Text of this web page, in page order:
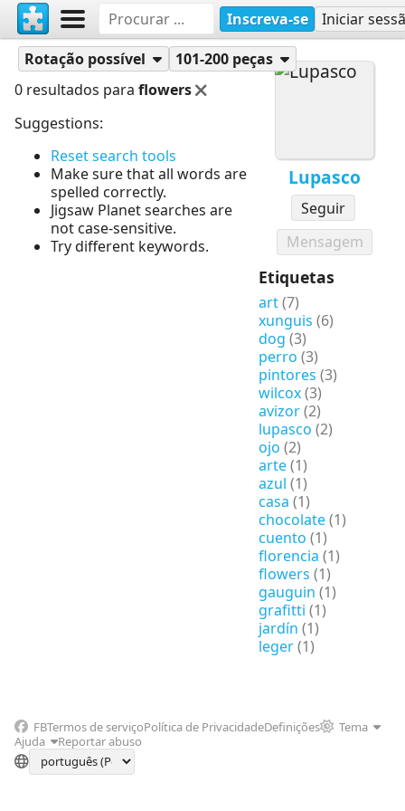
Inscreva-se Iniciar
Lupasco
Seguir
Mensagem
Etiquetas
art(7)
xunguis (6)
dog (3)
perro (3)
pintores (3)
wilcox(3)
avizor(2)
lupasco (2)
ojo (2)
arte(1)
azul (1)
casa (1)
chocolate(1)
cuento (1)
florencia (1)
flowers (1)
gauguin (1)
grafitti (1)
jardín (1)
leger(1)
Lupasco
Quebra-cabeças
Rotação possível
101-200 peças
0 resultados para flowers
Suggestions:
Reset search tools
Make sure that all words are
spelled correctly.
Jigsaw Planet searches are
not case-sensitive.
Try different keywords.
FBTermos de serviçoPolítica de PrivacidadeDefinições
Tema
Ajuda
Reportar abuso